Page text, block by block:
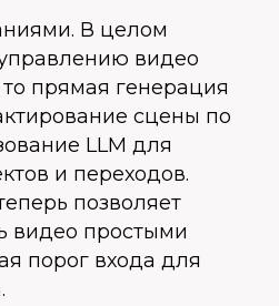
В целом
видео
прямая генерация
сцены по
LLM для
и переходов.
позволяет
видео простыми
порог входа для